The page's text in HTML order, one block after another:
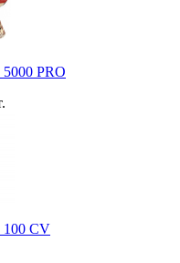
5000 PRO
100 СV